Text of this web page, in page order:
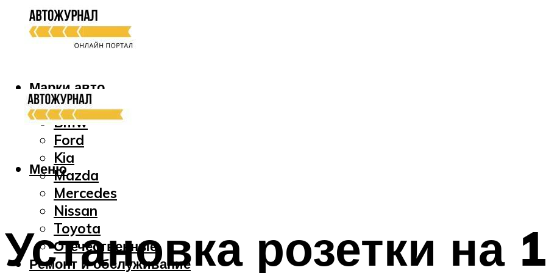
Марки авто
Audi
Bmw
Ford
Kia
Mazda
Mercedes
Nissan
Toyota
Отечественные
Ремонт и обслуживание
Меню
Установка розетки на